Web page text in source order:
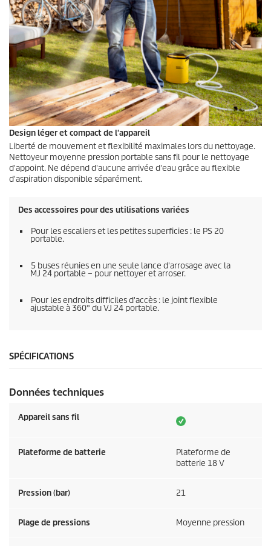
Design léger et compact de l'appareil
Liberté de mouvement et flexibilité maximales lors du nettoyage.
Nettoyeur moyenne pression portable sans fil pour le nettoyage
d'appoint. Ne dépend d'aucune arrivée d'eau grâce au flexible
d'aspiration disponible séparément.
Des accessoires pour des utilisations variées
Pour les escaliers et les petites superficies : le PS 20
portable.
5 buses réunies en une seule lance d'arrosage avec la
MJ 24 portable – pour nettoyer et arroser.
Pour les endroits difficiles d'accès : le joint flexible
ajustable à 360° du VJ 24 portable.
SPÉCIFICATIONS
Données techniques
Appareil sans fil
Plateforme de batterie
Plateforme de
batterie 18 V
Pression (bar) 21
Plage de pressions Moyenne pression